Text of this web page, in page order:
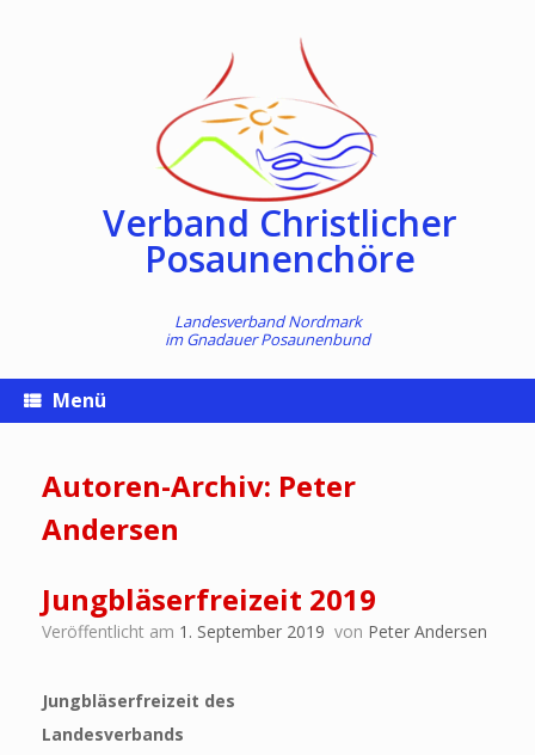
Verband Christlicher
Posaunenchöre
Landesverband Nordmark
imGnadauer Posaunenbund
Menü
Autoren-Archiv: Peter
Andersen
Jungbläserfreizeit 2019
Veröffentlicht am 1. September 2019 von Peter Andersen
Jungbläserfreizeit des
Landesverbands